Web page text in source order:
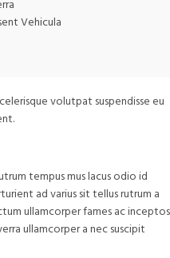
Vehicula
volutpat suspendisse eu
tempus mus lacus odio id
ad varius sit tellus rutrum a
ullamcorper fames ac inceptos
ullamcorper a nec suscipit